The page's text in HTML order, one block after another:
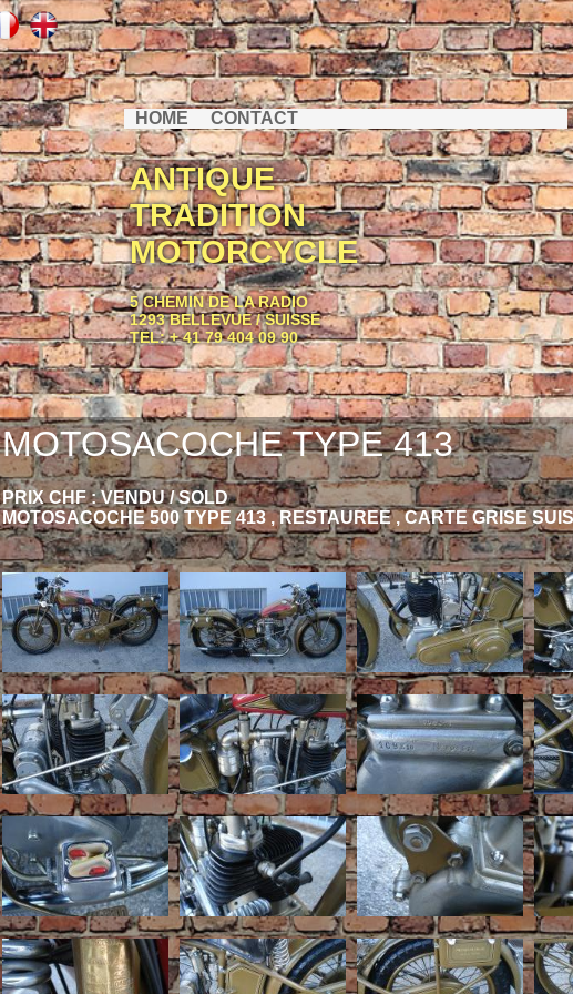
HOME CONTACT
ANTIQUE
TRADITION
MOTORCYCLE
5 CHEMIN DE LA RADIO
1293 BELLEVUE / SUISSE
TEL: + 41 79 404 09 90
MOTOSACOCHE TYPE 413
PRIX CHF : VENDU / SOLD
MOTOSACOCHE 500 TYPE 413 , RESTAUREE , CARTE GRISE